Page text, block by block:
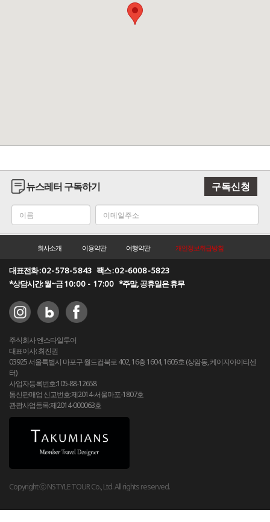
뉴스레터 구독하기 구독신청
회사소개 이용약관 여행약관 개인정보취급방침
대표전화 :02-578-5843 팩스 :02-6008-5823
*상담시간: 월~금10:00 - 17:00 *주말, 공휴일은 휴무
주식회사 엔스타일투어
대표이사: 최진권
03925 서울특별시 마포구 월드컵북로 402, 16층 1604, 1605호 (상암동, 케이지아이티센
터)
사업자등록번호:105-88-12658
통신판매업 신고번호:제2014-서울마포-1807호
관광사업등록:제2014-000063호
Copyright ⓒ NSTYLE TOUR Co., Ltd. All rights reserved.